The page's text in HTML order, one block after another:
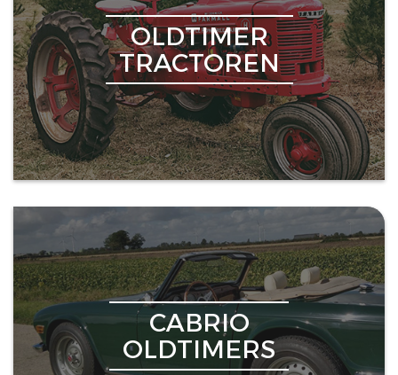
OLDTIMER
TRACTOREN
CABRIO
OLDTIMERS